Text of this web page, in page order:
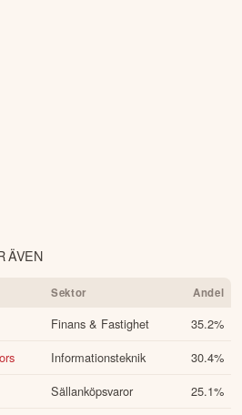
ÄVEN
Sektor Andel
Finans & Fastighet 35.2%
Informationsteknik 30.4%
Sällanköpsvaror 25.1%